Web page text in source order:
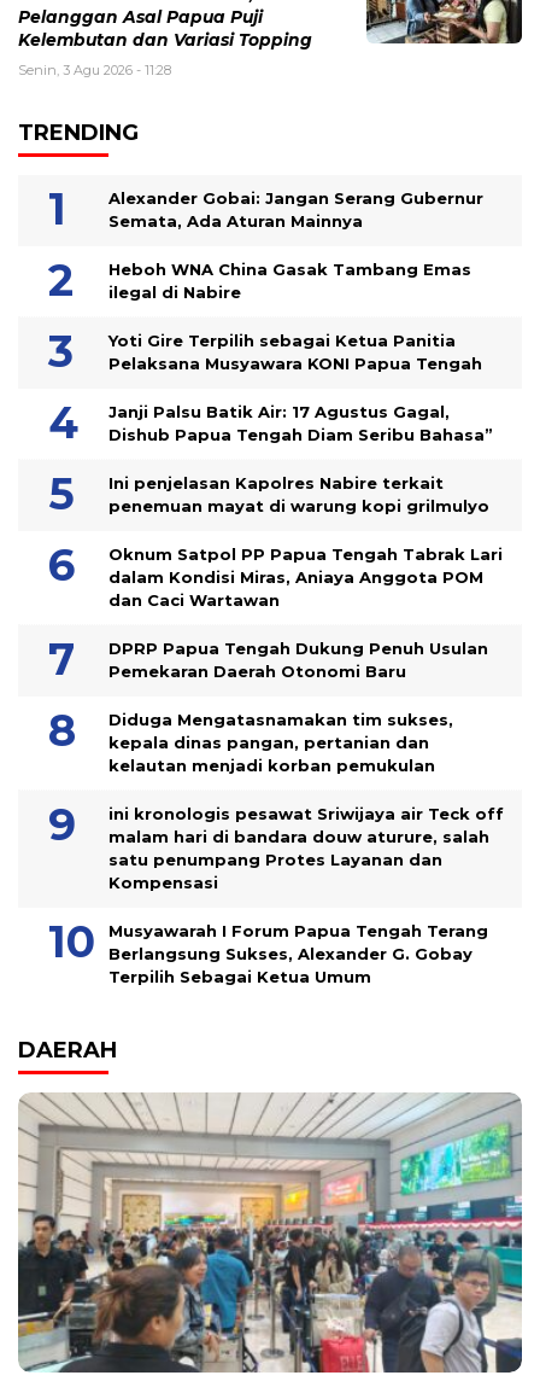
Pelanggan Asal Papua Puji
Kelembutan dan Variasi Topping
Senin, 3 Agu 2026 - 11:28
TRENDING
Alexander Gobai: Jangan Serang Gubernur
Semata, Ada Aturan Mainnya
Heboh WNA China Gasak Tambang Emas
ilegal di Nabire
Yoti Gire Terpilih sebagai Ketua Panitia
Pelaksana Musyawara KONI Papua Tengah
Janji Palsu Batik Air: 17 Agustus Gagal,
Dishub Papua Tengah Diam Seribu Bahasa”
Ini penjelasan Kapolres Nabire terkait
penemuan mayat di warung kopi grilmulyo
Oknum Satpol PP Papua Tengah Tabrak Lari
dalam Kondisi Miras, Aniaya Anggota POM
dan Caci Wartawan
DPRP Papua Tengah Dukung Penuh Usulan
Pemekaran Daerah Otonomi Baru
Diduga Mengatasnamakan tim sukses,
kepala dinas pangan, pertanian dan
kelautan menjadi korban pemukulan
ini kronologis pesawat Sriwijaya air Teck off
malam hari di bandara douw aturure, salah
satu penumpang Protes Layanan dan
Kompensasi
Musyawarah I Forum Papua Tengah Terang
Berlangsung Sukses, Alexander G. Gobay
Terpilih Sebagai Ketua Umum
DAERAH